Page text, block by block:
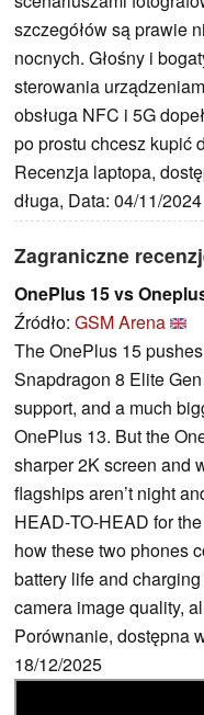
szczegółów są prawie
nocnych. Głośny i
sterowania
obsługa NFC i 5G
po prostu chcesz kupić
Recenzja laptopa,
długa, Data: 04/11/2024
Zagraniczne
OnePlus 15 vs
Źródło: GSM Arena
The OnePlus 15
Snapdragon 8 Elite
support, and a much
OnePlus 13. But the
sharper 2K screen and
flagships aren’t night
HEAD‑TO‑HEAD for
how these two phones
battery life and
camera image quality,
Porównanie, dostępna
18/12/2025